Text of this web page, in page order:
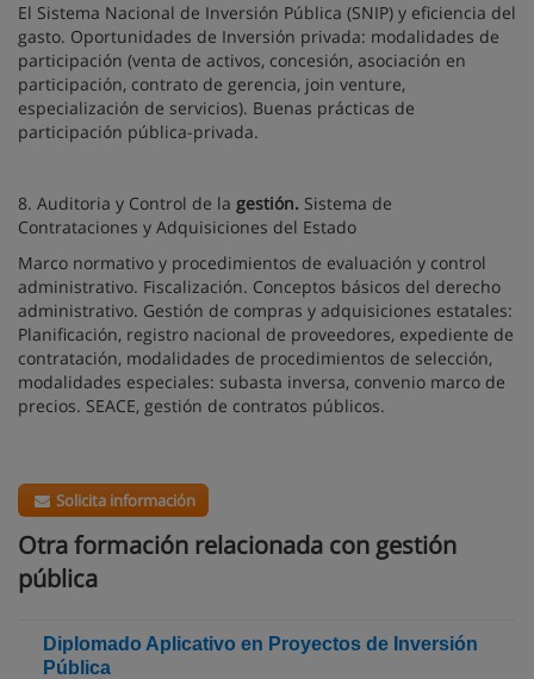
El Sistema Nacional de Inversión Pública (SNIP) y eficiencia del
gasto. Oportunidades de Inversión privada: modalidades de
participación (venta de activos, concesión, asociación en
participación, contrato de gerencia, join venture,
especialización de servicios). Buenas prácticas de
participación pública-privada.
8. Auditoria y Control de la gestión. Sistema de
Contrataciones y Adquisiciones del Estado
Marco normativo y procedimientos de evaluación y control
administrativo. Fiscalización. Conceptos básicos del derecho
administrativo. Gestión de compras y adquisiciones estatales:
Planificación, registro nacional de proveedores, expediente de
contratación, modalidades de procedimientos de selección,
modalidades especiales: subasta inversa, convenio marco de
precios. SEACE, gestión de contratos públicos.
Solicita información
Otra formación relacionada con gestión
pública
Diplomado Aplicativo en Proyectos de Inversión
Pública